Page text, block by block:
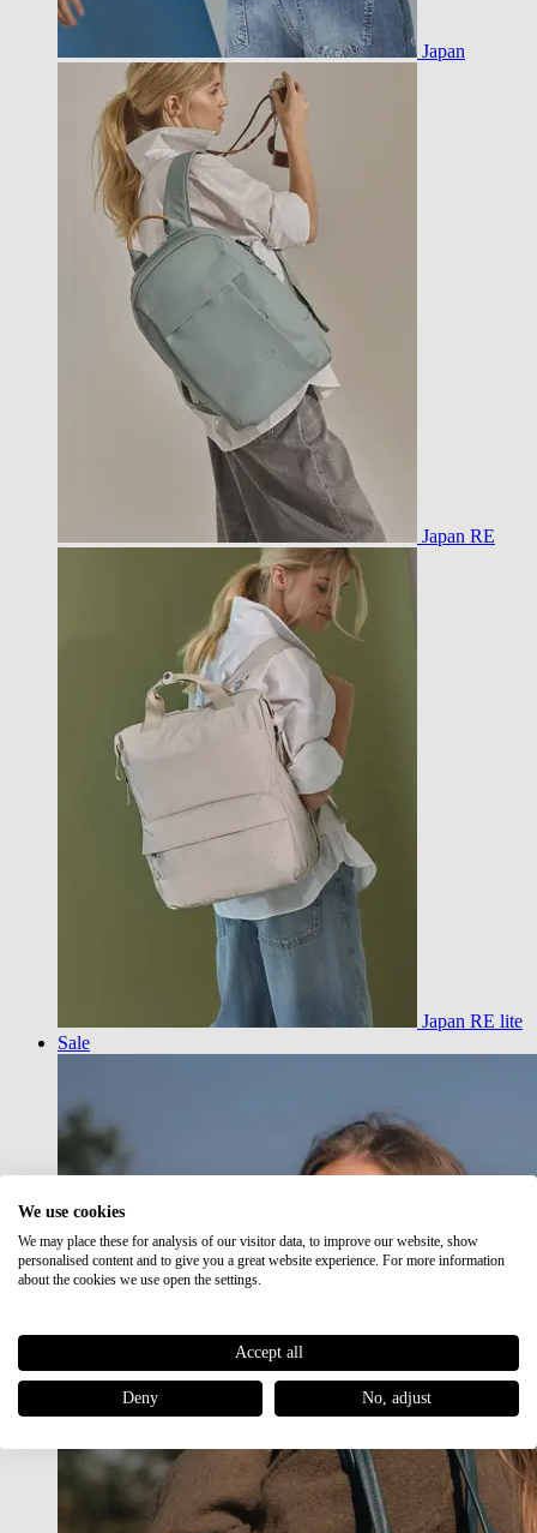
Japan
Japan RE
Japan RE lite
Sale
We use cookies
We may place these for analysis of our visitor data, to improve our website, show
personalised content and to give you a great website experience. For more information
about the cookies we use open the settings.
Accept all
Deny No, adjust